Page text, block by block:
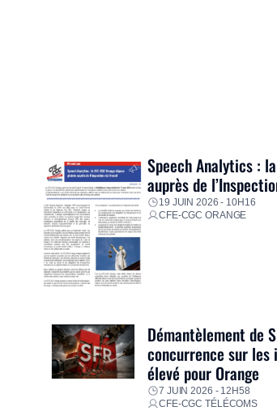
Speech Analytics :
auprès de
19 JUIN 2026 - 10H16
CFE-CGC ORANGE
Démantèlement de
concurrence sur
élevé pour Orange
7 JUIN 2026 - 12H58
CFE-CGC TÉLÉCOMS